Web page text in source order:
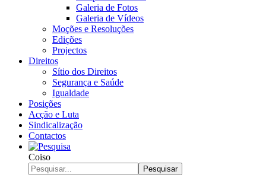
Galeria de Fotos
Galeria de Vídeos
Moções e Resoluções
Edições
Projectos
Direitos
Sítio dos Direitos
Segurança e Saúde
Igualdade
Posições
Acção e Luta
Sindicalização
Contactos
Coiso
Pesquisar